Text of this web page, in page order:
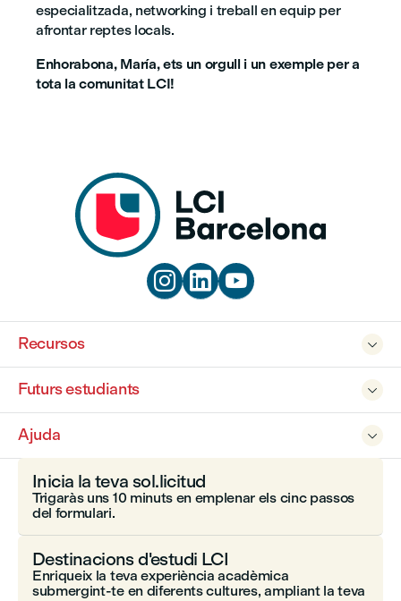
especialitzada, networking i treball en equip per
afrontar reptes locals.
Enhorabona, María, ets un orgull i un exemple per a
tota la comunitat LCI!
  

Recursos

Futurs estudiants

Ajuda
Inicia la teva sol.licitud
Trigaràs uns 10 minuts en emplenar els cinc passos
del formulari.
Destinacions d'estudi LCI
Enriqueix la teva experiència acadèmica
submergint-te en diferents cultures, ampliant la teva